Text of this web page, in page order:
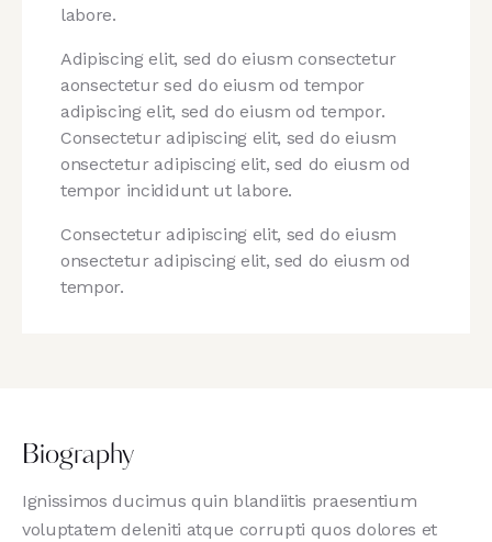
labore.
Adipiscing elit, sed do eiusm consectetur
aonsectetur sed do eiusm od tempor
adipiscing elit, sed do eiusm od tempor.
Consectetur adipiscing elit, sed do eiusm
onsectetur adipiscing elit, sed do eiusm od
tempor incididunt ut labore.
Consectetur adipiscing elit, sed do eiusm
onsectetur adipiscing elit, sed do eiusm od
tempor.
Biography
Ignissimos ducimus quin blandiitis praesentium
voluptatem deleniti atque corrupti quos dolores et